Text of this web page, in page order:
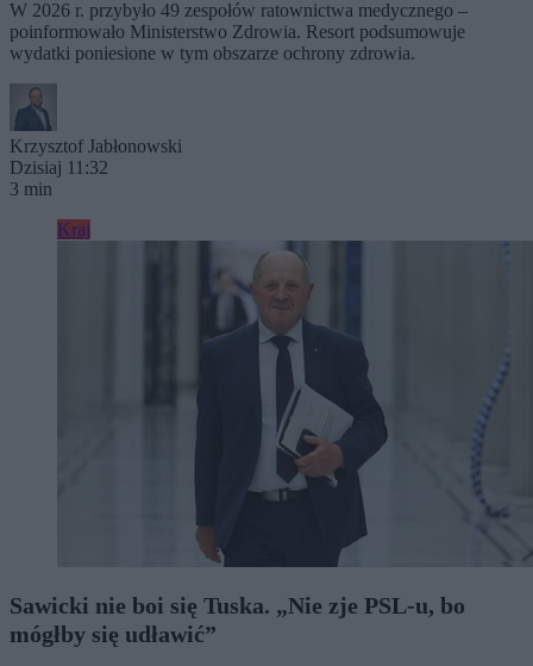
W 2026 r. przybyło 49 zespołów ratownictwa medycznego –
poinformowało Ministerstwo Zdrowia. Resort podsumowuje
wydatki poniesione w tym obszarze ochrony zdrowia.
Krzysztof Jabłonowski
Dzisiaj 11:32
3 min
Kraj
Sawicki nie boi się Tuska. „Nie zje PSL-u, bo
mógłby się udławić”